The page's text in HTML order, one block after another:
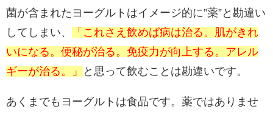
菌が含まれたヨーグルトはイメージ的に”薬”と勘違い
してしまい、
「これさえ飲めば病は治る。肌がきれ
いになる。便秘が治る。免疫力が向上する。アレル
ギーが治る。」
と思って飲むことは勘違いです。
あくまでもヨーグルトは食品です。薬ではありませ